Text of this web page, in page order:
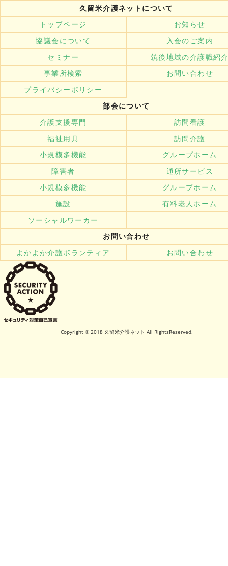
久留米介護ネットについて
トップページ
お知らせ
協議会について
入会のご案内
セミナー
筑後地域の介護職紹
事業所検索
お問い合わせ
プライバシーポリシー
部会について
介護支援専門
訪問看護
福祉用具
訪問介護
小規模多機能
グループホーム
障害者
通所サービス
小規模多機能
グループホーム
施設
有料老人ホーム
ソーシャルワーカー
お問い合わせ
よかよか介護ボランティア
お問い合わせ
Copyright © 2018 久留米介護ネット All RightsReserved.